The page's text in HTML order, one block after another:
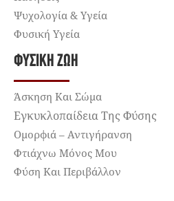
Ψυχολογία & Υγεία
Φυσική Υγεία
ΦΥΣΙΚΉ ΖΩΉ
Άσκηση Και Σώμα
Εγκυκλοπαίδεια Της Φύσης
Ομορφιά – Αντιγήρανση
Φτιάχνω Μόνος Μου
Φύση Και Περιβάλλον